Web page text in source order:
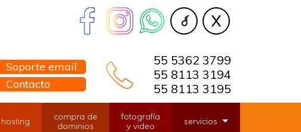
Soporte email
Contacto
55 5362 3799
55 8113 3194
55 8113 3195
hosting
compra de
dominios
fotografía
y video
servicios